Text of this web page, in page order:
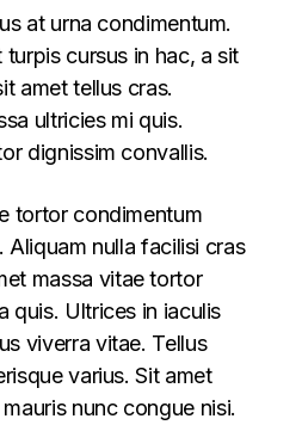
at urna condimentum.
cursus in hac, a sit
amet tellus cras.
ultricies mi quis.
dignissim convallis.
tortor condimentum
Aliquam nulla facilisi cras
massa vitae tortor
quis. Ultrices in iaculis
viverra vitae. Tellus
varius. Sit amet
nunc congue nisi.